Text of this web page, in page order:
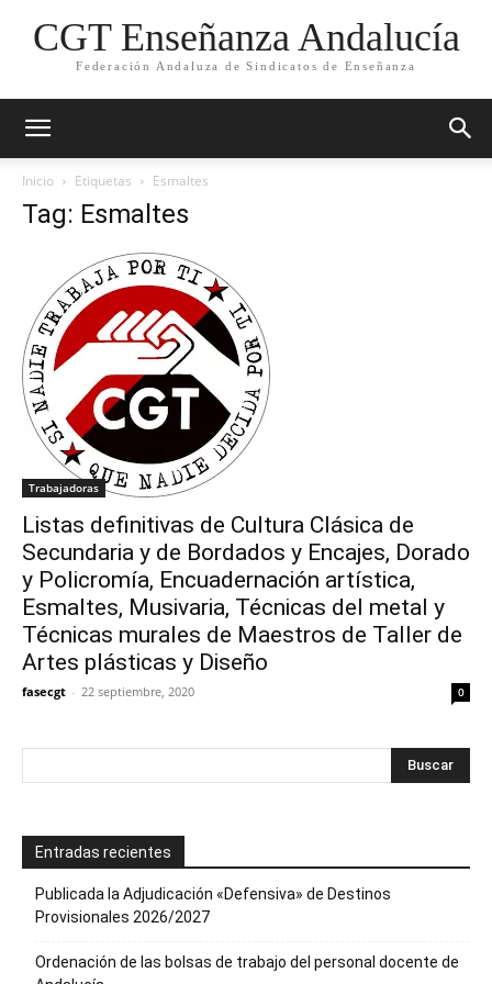
CGT Enseñanza Andalucía
Federación Andaluza de Sindicatos de Enseñanza
Inicio Etiquetas Esmaltes
Tag: Esmaltes
Trabajadoras
Listas definitivas de Cultura Clásica de
Secundaria y de Bordados y Encajes, Dorado
y Policromía, Encuadernación artística,
Esmaltes, Musivaria, Técnicas del metal y
Técnicas murales de Maestros de Taller de
Artes plásticas y Diseño
fasecgt - 22 septiembre, 2020 0
Entradas recientes
Publicada la Adjudicación «Defensiva» de Destinos
Provisionales 2026/2027
Ordenación de las bolsas de trabajo del personal docente de